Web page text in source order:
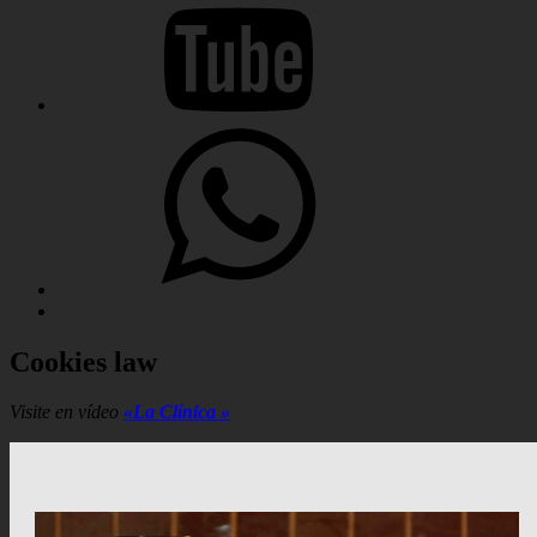
Cookies law
Visite en vídeo «La Clínica »